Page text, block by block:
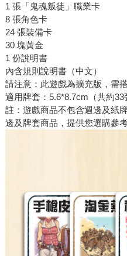
1 張「鬼魂叛徒」職業卡
8 張角色卡
24 張裝備卡
30 塊黃金
1 份說明書
內含規則說明書（中文）
請注意：此遊戲為擴充版，需
適用牌套：5.6*8.7cm（共約33
註：遊戲商品不包含週邊及紙
邊及牌套商品，提供您選購參考